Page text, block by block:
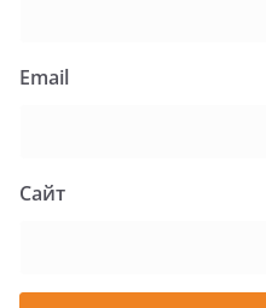
Email
Сайт